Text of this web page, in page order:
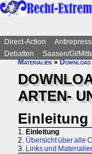
Direct-Action
Debatten
Saasen/GI/
Materialien»Download
ARTEN-
Einleitung
1. Einleitung
2. Übersicht über alle
3. Links und